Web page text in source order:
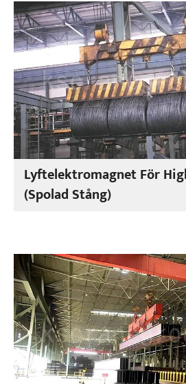
Lyftelektromagnet För
(spolad Stång)